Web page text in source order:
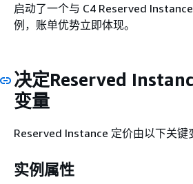
启动了一个与 C4 Reserved
例，账单优势立即体现。
决定Reserved
变量
Reserved Instance 定价由以下关键
实例属性